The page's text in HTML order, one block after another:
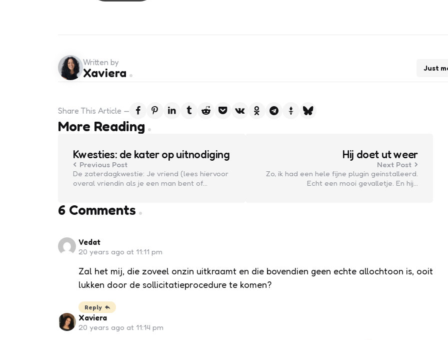
Just
Written by
Xaviera
Share This Article
More Reading
Post
navigation
Kwesties: de kater op uitnodiging
Previous Post
De zaterdagkwestie: Je vriend (lees hiervoor
overal vriendin als je een man bent of…
Hij doet ut weer
Next Post
Zo, ik had een hele fijne plugin geinstalleerd.
Echt een mooi gevalletje. En hij…
6 Comments
Vedat
20 years ago at 11:11 pm
Zal het mij, die zoveel onzin uitkraamt en die bovendien geen echteallochtoon is, ooit
lukken door de sollicitatieprocedure te komen?
Reply
Xaviera
20 years ago at 11:14 pm